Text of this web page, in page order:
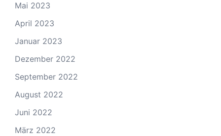
Mai 2023
April 2023
Januar 2023
Dezember 2022
September 2022
August 2022
Juni 2022
März 2022